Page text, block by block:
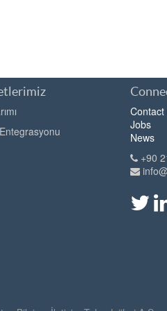
Contact
Jobs
News
+90